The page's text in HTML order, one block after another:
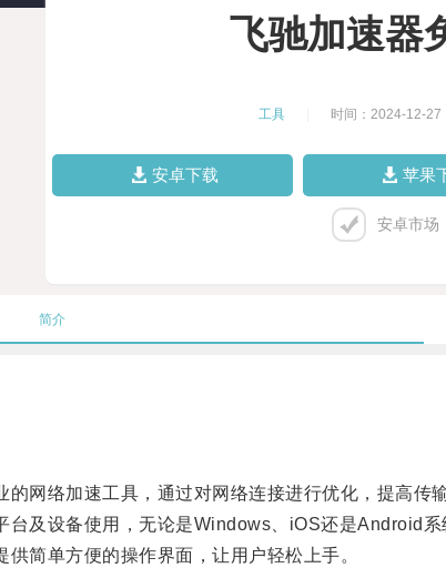
飞驰加速器
工具 时间：2024-12-27
安卓下载 苹果
安卓市场
简介
络加速工具，通过对网络连接进行优化，提高传
及设备使用，无论是Windows、iOS还是Android系
简单方便的操作界面，让用户轻松上手。